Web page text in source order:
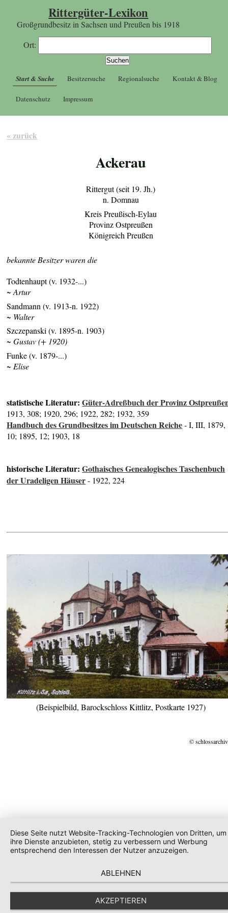
Rittergüter-Lexikon
Großgrundbesitz in Sachsen und Preußen bis 1918
Ort:
Start & Suche Besitzersuche Regionalsuche Kontakt & Blog
Datenschutz Impressum
« zurück
Ackerau
Rittergut (seit 19. Jh.)
n. Domnau
Kreis Preußisch-Eylau
Provinz Ostpreußen
Königreich Preußen
bekannte Besitzer waren die
Todtenhaupt (v. 1932-...)
~ Artur
Sandmann (v. 1913-n. 1922)
~ Walter
Szczepanski (v. 1895-n. 1903)
~ Gustav (+ 1920)
Funke (v. 1879-...)
~ Elise
statistische Literatur:Güter-Adreßbuch der Provinz
1913, 308; 1920, 296; 1922, 282; 1932, 359
Handbuch des Grundbesitzes im Deutschen Reiche- I, III, 1879,
10; 1895, 12; 1903, 18
historische Literatur:Gothaisches Genealogisches Taschenbuch
der Uradeligen Häuser- 1922, 224
(Beispielbild, Barockschloss Kittlitz, Postkarte 1927)
©
Diese Seite nutzt Website-Tracking-Technologien von Dritten, um
ihre Dienste anzubieten, stetig zu verbessern und Werbung
entsprechend den Interessen der Nutzer anzuzeigen.
ABLEHNEN
AKZEPTIEREN